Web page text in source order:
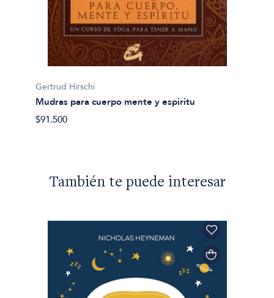
Gertrud Hirschi
Mudras para cuerpo mente y espiritu
$91.500
También te puede interesar